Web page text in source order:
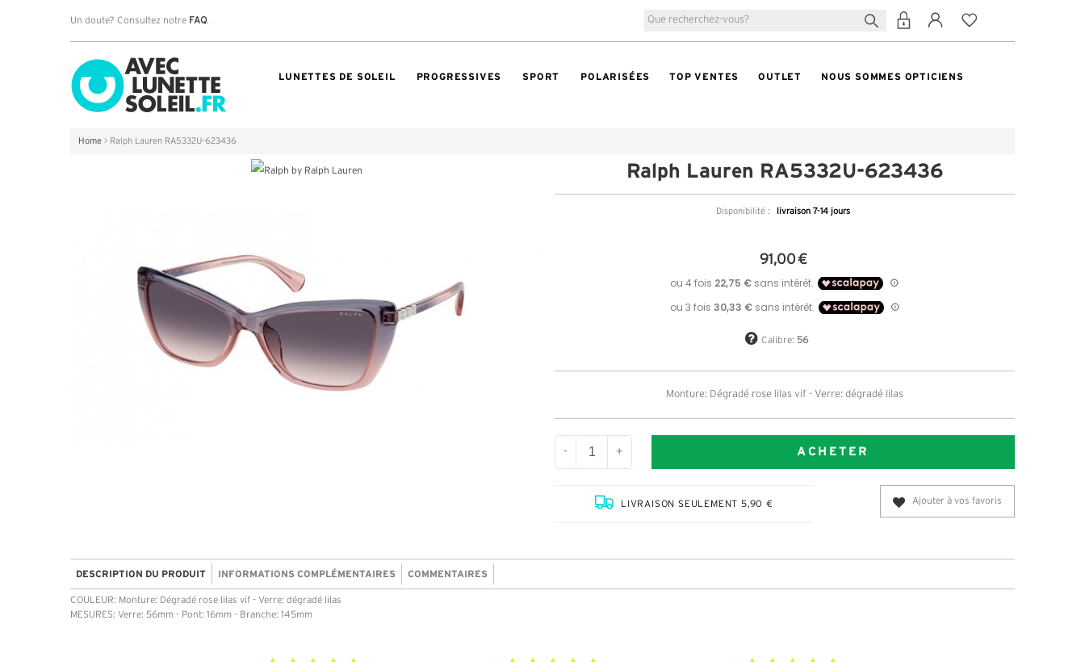
Un doute? Consultez notre FAQ.
LUNETTES DE SOLEIL PROGRESSIVES SPORT POLARISÉES TOP VENTES OUTLET NOUS SOMMES OPTICIENS
Home > Ralph Lauren RA5332U-623436
Ralph Lauren RA5332U-623436
Disponibilité : livraison 7-14 jours
91,00 €
Calibre: 56
Monture: Dégradé rose lilas vif - Verre: dégradé lilas
- + ACHETER
LIVRAISON SEULEMENT 5,90 € Ajouter à vos favoris
DESCRIPTION DU PRODUIT INFORMATIONS COMPLÉMENTAIRES COMMENTAIRES
COULEUR: Monture: Dégradé rose lilas vif - Verre: dégradé lilas
MESURES: Verre: 56mm - Pont: 16mm - Branche: 145mm